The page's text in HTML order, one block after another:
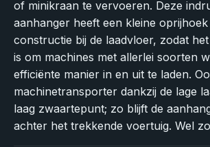
of minikraan te vervoeren. Deze
aanhanger heeft een kleine
constructie bij de laadvloer, zodat
is om machines met allerlei soorten
efficiënte manier in en uit te laden.
machinetransporter dankzij de lage
laag zwaartepunt; zo blijft de
achter het trekkende voertuig. Wel